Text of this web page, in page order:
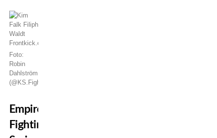
Foto:
Robin
Dahlström
(@KS.Fightingphotography)
Empire
Fighting